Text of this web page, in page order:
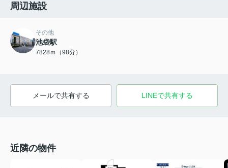
周辺施設
その他
池袋駅
7828ｍ（98分）
メールで共有する LINEで共有する
近隣の物件